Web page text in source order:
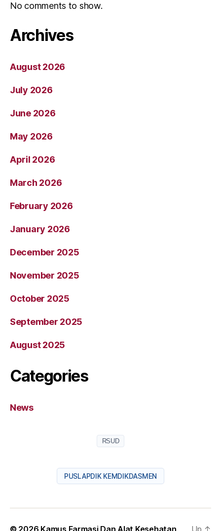
No comments to show.
Archives
August 2026
July 2026
June 2026
May 2026
April 2026
March 2026
February 2026
January 2026
December 2025
November 2025
October 2025
September 2025
August 2025
Categories
News
RSUD
PUSLAPDIK KEMDIKDASMEN
© 2026 Kamus Farmasi Dan Alat Kesehatan Up ↑